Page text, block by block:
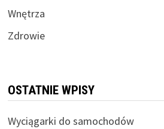
Wnętrza
Zdrowie
OSTATNIE WPISY
Wyciągarki do samochodów